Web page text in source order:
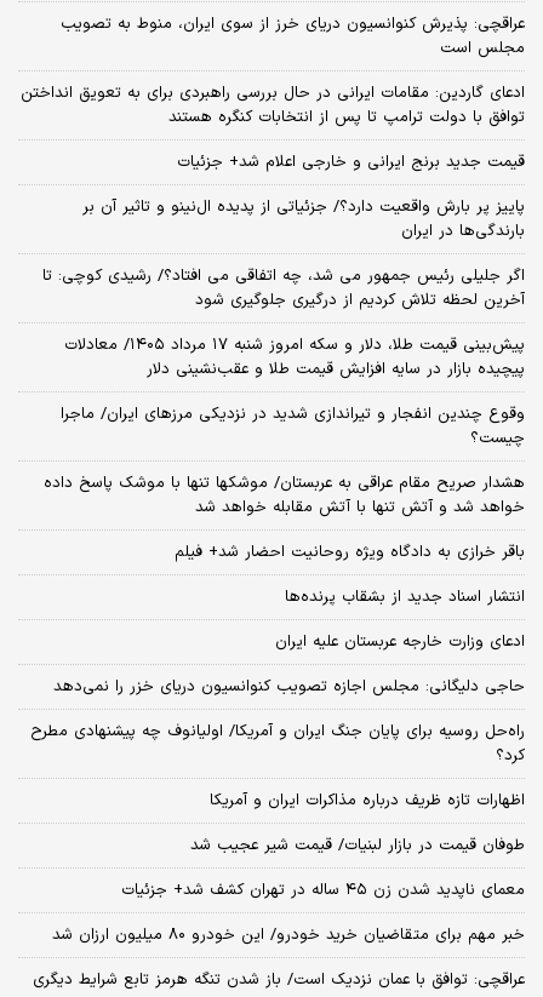
عراقچی: پذیرش کنوانسیون دریای خرز از سوی ایران، منوط به تصویب
مجلس است
ادعای گاردین: مقامات ایرانی در حال بررسی راهبردی برای به تعویق انداختن
توافق با دولت ترامپ تا پس از انتخابات کنگره هستند
قیمت جدید برنج ایرانی و خارجی اعلام شد+ جزئیات
پاییز پر بارش واقعیت دارد؟/ جزئیاتی از پدیده ال‌نینو و تاثیر آن بر
بارندگی‌ها در ایران
اگر جلیلی رئیس جمهور می شد، چه اتفاقی می افتاد؟/ رشیدی کوچی: تا
آخرین لحظه تلاش کردیم از درگیری جلوگیری شود
پیش‌بینی قیمت طلا، دلار و سکه امروز شنبه ۱۷ مرداد ۱۴۰۵/ معادلات
پیچیده بازار در سایه افزایش قیمت طلا و عقب‌نشینی دلار
وقوع چندین انفجار و تیراندازی شدید در نزدیکی مرز‌های ایران/ ماجرا
چیست؟
هشدار صریح مقام عراقی به عربستان/ موشکها تنها با موشک پاسخ داده
خواهد شد و آتش تنها با آتش مقابله خواهد شد
باقر خرازی به دادگاه ویژه روحانیت احضار شد+ فیلم
انتشار اسناد جدید از بشقاب پرنده‌ها
ادعای وزارت خارجه عربستان علیه ایران
حاجی دلیگانی: مجلس اجازه تصویب کنوانسیون دریای خزر را نمی‌دهد
راه‌حل روسیه برای پایان جنگ ایران و آمریکا/ اولیانوف چه پیشنهادی مطرح
کرد؟
اظهارات تازه ظریف درباره مذاکرات ایران و آمریکا
طوفان قیمت در بازار لبنیات/ قیمت شیر عجیب شد
معمای ناپدید شدن زن ۴۵ ساله در تهران کشف شد+ جزئیات
خبر مهم برای متقاضیان خرید خودرو/ این خودرو ۸۰ میلیون ارزان شد
عراقچی: توافق با عمان نزدیک است/ باز شدن تنگه هرمز تابع شرایط دیگری